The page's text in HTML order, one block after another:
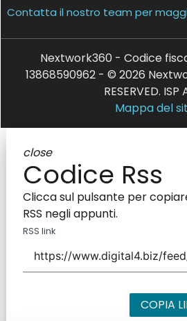
Contatta il nostro team per
Nextwork360 - Codice
13868590962 - © 2026
RESERVED. ISP
Mappa del
close
Codice Rss
Clicca sul pulsante per
RSS negli appunti.
RSS link
COPIA